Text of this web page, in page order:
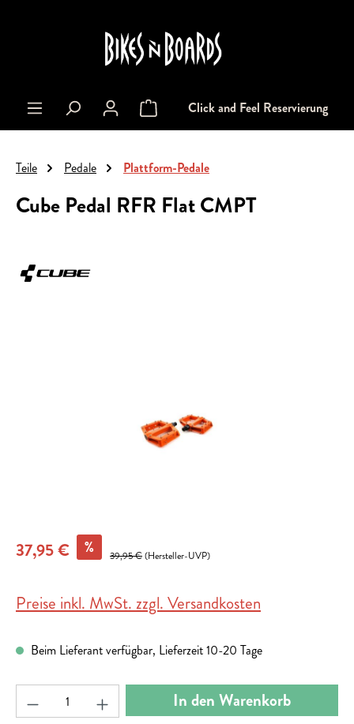
Warenkorb enthält 0 Positionen. Der
Click and Feel Reservierung
Teile Pedale Plattform-Pedale
Cube Pedal RFR Flat CMPT
37,95 € % 39,95 €(Hersteller-UVP)
Preise inkl. MwSt. zzgl. Versandkosten
Beim Lieferant verfügbar, Lieferzeit 10-20 Tage
Produkt Anzahl: Gib den gewünschten Wert ein
In den Warenkorb